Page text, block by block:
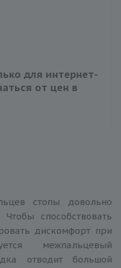
для интернет-
от цен в
стопы довольно
способствовать
дискомфорт при
межпальцевый
отводит большой